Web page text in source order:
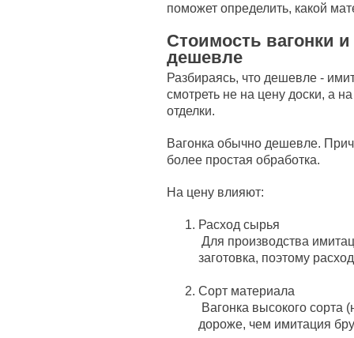
поможет определить, какой
Стоимость вагонки
дешевле
Разбираясь, что дешевле -
смотреть не на цену доски, а
отделки.
Вагонка обычно дешевле.
более простая обработка.
На цену влияют:
Расход сырья
Для производства
заготовка, поэтому
Сорт материала
Вагонка высокого сорта
дороже, чем имитация